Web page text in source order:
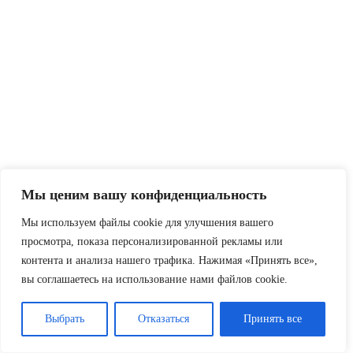
Мы ценим вашу конфиденциальность
Мы используем файлы cookie для улучшения вашего
просмотра, показа персонализированной рекламы или
контента и анализа нашего трафика. Нажимая «Принять все»,
вы соглашаетесь на использование нами файлов cookie.
Выбрать Отказаться Принять все